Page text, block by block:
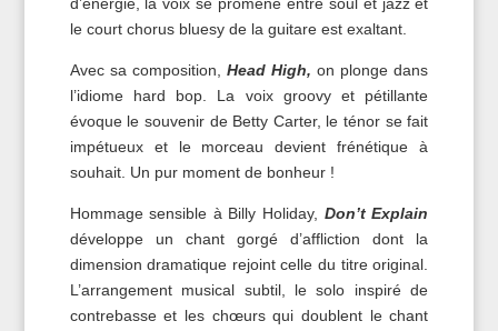
le court chorus bluesy de la guitare est exaltant.
Avec sa composition, Head High, on plonge dans
l’idiome hard bop. La voix groovy et pétillante
évoque le souvenir de Betty Carter, le ténor se fait
impétueux et le morceau devient frénétique à
souhait. Un pur moment de bonheur !
Hommage sensible à Billy Holiday, Don’t Explain
développe un chant gorgé d’affliction dont la
dimension dramatique rejoint celle du titre original.
L’arrangement musical subtil, le solo inspiré de
contrebasse et les chœurs qui doublent le chant